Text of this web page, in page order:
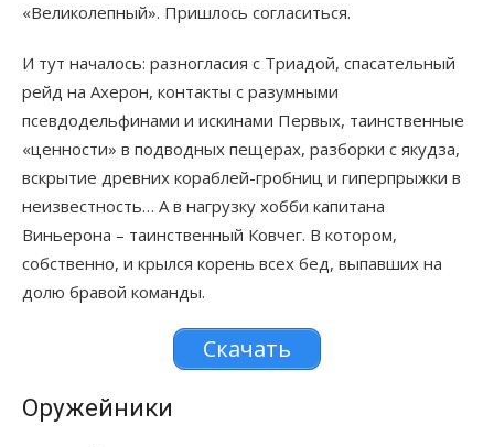
«Великолепный». Пришлось согласиться.
И тут началось: разногласия с Триадой, спасательный
рейд на Ахерон, контакты с разумными
псевдодельфинами и искинами Первых, таинственные
«ценности» в подводных пещерах, разборки с якудза,
вскрытие древних кораблей-гробниц и гиперпрыжки в
неизвестность… А в нагрузку хобби капитана
Виньерона – таинственный Ковчег. В котором,
собственно, и крылся корень всех бед, выпавших на
долю бравой команды.
Скачать
Оружейники